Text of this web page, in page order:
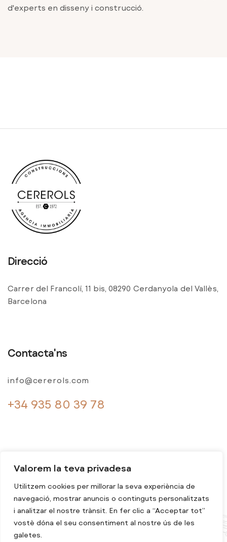
Valorem la teva privadesa
Utilitzem cookies per millorar la seva experiència de
navegació, mostrar anuncis o continguts personalitzats
i analitzar el nostre trànsit. En fer clic a “Acceptar tot”
vostè dóna el seu consentiment al nostre ús de les
galetes.
d'experts en disseny i construcció.
Direcció
Carrer del Francolí, 11 bis, 08290 Cerdanyola del Vallès,
Barcelona
Contacta'ns
info@cererols.com
+34 935 80 39 78
© 2024 Cererols. Tots els drets reservats